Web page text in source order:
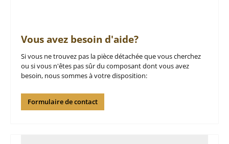
Vous avez besoin d'aide?
Si vous ne trouvez pas la pièce détachée que vous cherchez
ou si vous n'êtes pas sûr du composant dont vous avez
besoin, nous sommes à votre disposition:
Formulaire de contact